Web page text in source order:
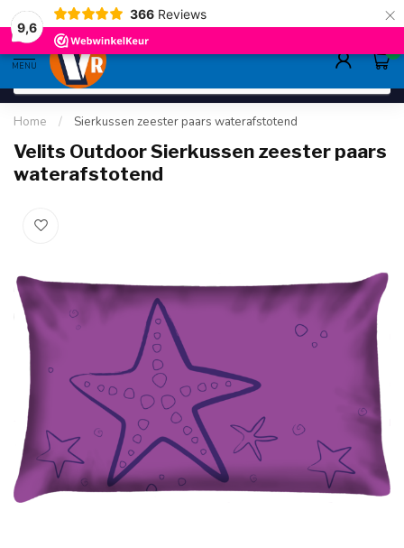
9,6
366 Reviews ×
deskundig adviessinds 1948 ruim
MENU
0
Home / Sierkussen zeester paars waterafstotend
Velits Outdoor Sierkussen zeester paars
waterafstotend